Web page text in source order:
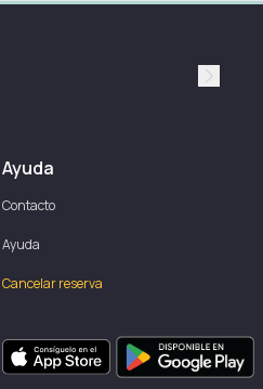
Ayuda
Contacto
Ayuda
Cancelar reserva